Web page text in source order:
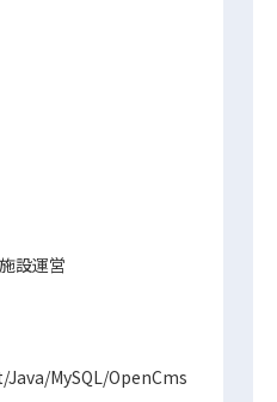
設運営
MySQL/OpenCms